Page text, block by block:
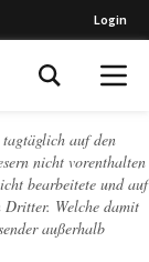
Login
auf den
nicht vorenthalten
bearbeitete und auf
Welche damit
außerhalb